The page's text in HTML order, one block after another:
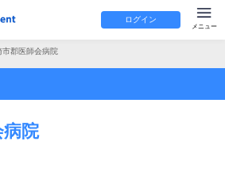
ログイン
市郡医師会病院
院